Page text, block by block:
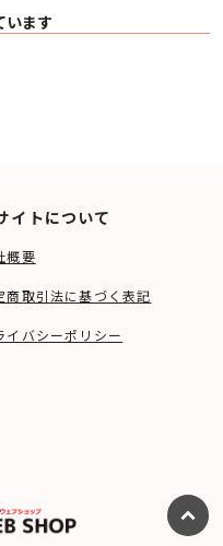
います
イトについて
概要
商取引法に基づく表記
イバシーポリシー